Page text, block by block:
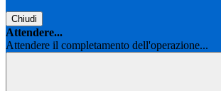
Chiudi
Attendere...
Attendere il completamento dell'operazione...